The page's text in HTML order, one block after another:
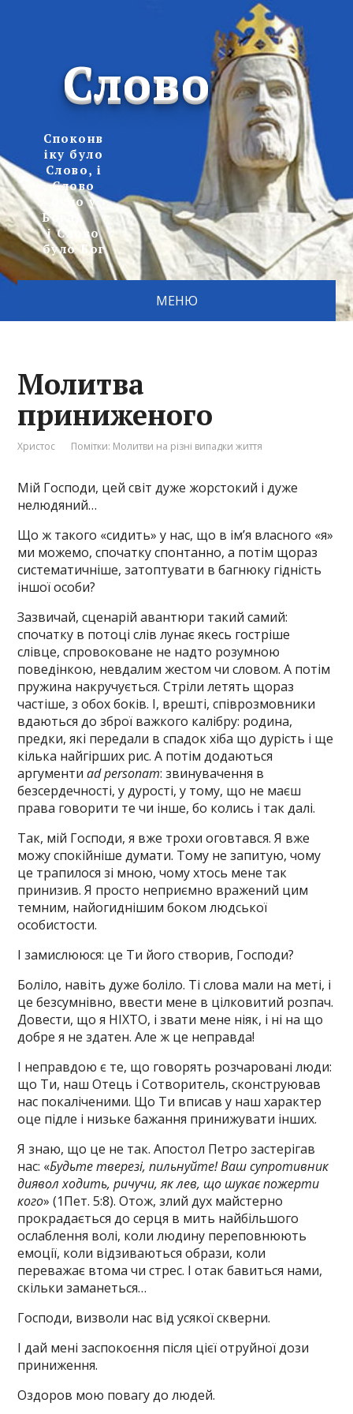
Слово
Споконв
іку було
Слово, і
Слово
було у
Бога,
і Слово
було Бог
МЕНЮ
Молитва
приниженого
Христос Помітки: Молитви на різні випадки життя
Мій Господи, цей світ дуже жорстокий і дуже
нелюдяний…
Що ж такого «сидить» у нас, що в ім’я власного «я»
ми можемо, спочатку спонтанно, а потім щораз
систематичніше, затоптувати в багнюку гідність
іншої особи?
Зазвичай, сценарій авантюри такий самий:
спочатку в потоці слів лунає якесь гостріше
слівце, спровоковане не надто розумною
поведінкою, невдалим жестом чи словом. А потім
пружина накручується. Стріли летять щораз
частіше, з обох боків. І, врешті, співрозмовники
вдаються до зброї важкого калібру: родина,
предки, які передали в спадок хіба що дурість і ще
кілька найгірших рис. А потім додаються
аргументиad personam: звинувачення в
безсердечності, у дурості, у тому, що не маєш
права говорити те чи інше, бо колись і так далі.
Так, мій Господи, я вже трохи оговтався. Я вже
можу спокійніше думати. Тому не запитую, чому
це трапилося зі мною, чому хтось мене так
принизив. Я просто неприємно вражений цим
темним, найогиднішим боком людської
особистости.
І замислююся: це Ти його створив, Господи?
Боліло, навіть дуже боліло. Ті слова мали на меті, і
це безсумнівно, ввести мене в цілковитий розпач.
Довести, що я НІХТО, і звати мене ніяк, і ні на що
добре я не здатен. Але ж це неправда!
І неправдою є те, що говорять розчаровані люди:
що Ти, наш Отець і Сотворитель, сконструював
нас покаліченими. Що Ти вписав у наш характер
оце підле і низьке бажання принижувати інших.
Я знаю, що це не так. Апостол Петро застерігав
нас: «Будьте тверезі, пильнуйте! Ваш супротивник
диявол ходить, ричучи, як лев, що шукає пожерти
кого» (1Пет. 5:8). Отож, злий дух майстерно
прокрадається до серця в мить найбільшого
ослаблення волі, коли людину переповнюють
емоції, коли відзиваються образи, коли
переважає втома чи стрес. І отак бавиться нами,
скільки заманеться…
Господи, визволи нас від усякої скверни.
І дай мені заспокоєння після цієї отруйної дози
приниження.
Оздоров мою повагу до людей.